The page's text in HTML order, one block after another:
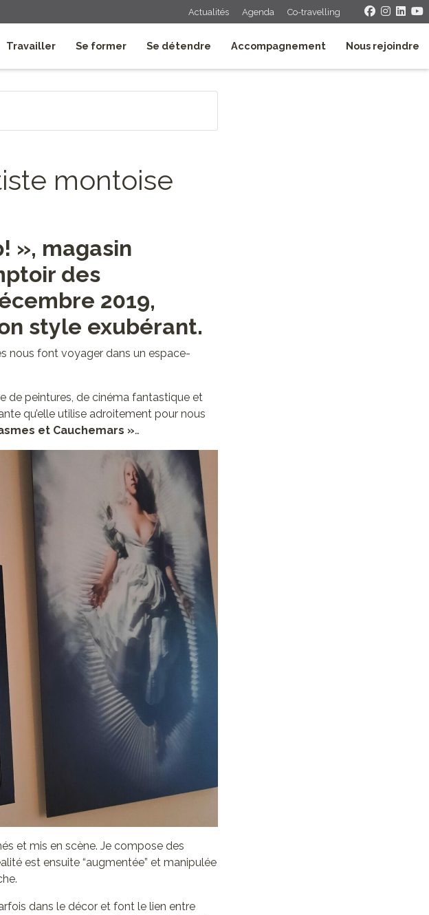
Actualités Agenda Co-travelling
Travailler Se former Se détendre Accompagnement Nous rejoindre
montoise
», magasin
des
2019,
style exubérant.
nous font voyager dans un espace-
de peintures, de cinéma fantastique et
qu’elle utilise adroitement pour nous
et Cauchemars »…
et mis en scène. Je compose des
est ensuite “augmentée” et manipulée
dans le décor et font le lien entre